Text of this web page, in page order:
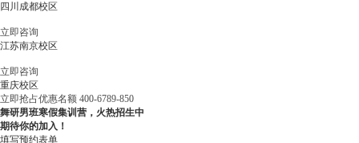
四川成都校区
立即咨询
江苏南京校区
立即咨询
重庆校区
立即抢占优惠名额 400-6789-850
舞研男班寒假集训营，火热招生中
期待你的加入！
填写预约表单